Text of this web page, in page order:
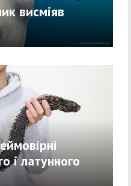
висміяв
і латунного